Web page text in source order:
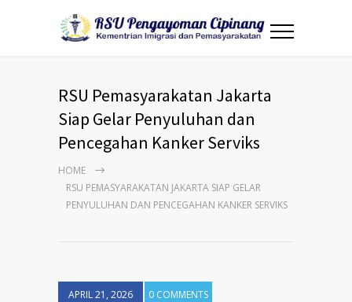
RSU Pemasyarakatan Jakarta
Siap Gelar Penyuluhan dan
Pencegahan Kanker Serviks
HOME
RSU PEMASYARAKATAN JAKARTA SIAP GELAR
PENYULUHAN DAN PENCEGAHAN KANKER SERVIKS
APRIL 21, 2026 0 COMMENTS